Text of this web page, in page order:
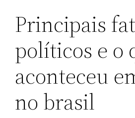
Principais
políticos e o
aconteceu
no brasil